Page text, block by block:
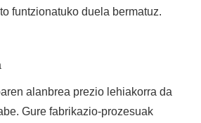
funtzionatuko duela bermatuz.
alanbrea prezio lehiakorra da
Gure fabrikazio-prozesuak